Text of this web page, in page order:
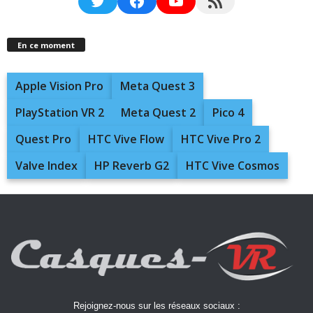
En ce moment
Apple Vision Pro
Meta Quest 3
PlayStation VR 2
Meta Quest 2
Pico 4
Quest Pro
HTC Vive Flow
HTC Vive Pro 2
Valve Index
HP Reverb G2 HTC Vive Cosmos
Rejoignez-nous sur les réseaux sociaux :